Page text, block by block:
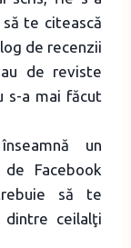
te citească
de recenzii
de reviste
s-a mai făcut
un
Facebook
să te
ceilalţi